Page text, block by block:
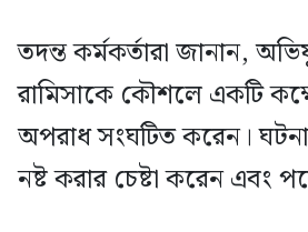
তদন্ত কর্মকর্তারা জানান,
রামিসাকে কৌশলে একটি
অপরাধ সংঘটিত করেন।
নষ্ট করার চেষ্টা করেন এবং